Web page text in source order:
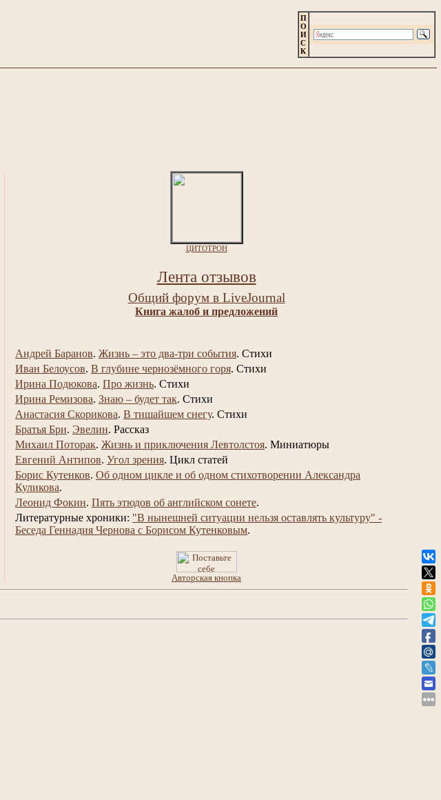
П
О
И
С
К
ЦИТОТРОН
Лента отзывов
Общий форум в LiveJournal
Книга жалоб и предложений
Андрей Баранов. Жизнь – это два-три события. Стихи
Иван Белоусов. В глубине чернозёмного горя. Стихи
Ирина Подюкова. Про жизнь. Стихи
Ирина Ремизова. Знаю – будет так. Стихи
Анастасия Скорикова. В тишайшем снегу. Стихи
Братья Бри. Эвелин. Рассказ
Михаил Поторак. Жизнь и приключения Левтолстоя. Миниатюры
Евгений Антипов. Угол зрения. Цикл статей
Борис Кутенков. Об одном цикле и об одном стихотворении Александра
Куликова.
Леонид Фокин. Пять этюдов об английском сонете.
Литературные хроники: "В нынешней ситуации нельзя оставлять культуру" -
Беседа Геннадия Чернова с Борисом Кутенковым.
Авторская кнопка